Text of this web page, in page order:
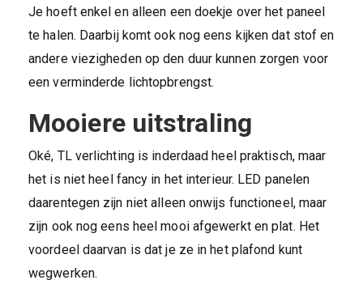
Je hoeft enkel en alleen een doekje over het paneel
te halen. Daarbij komt ook nog eens kijken dat stof en
andere viezigheden op den duur kunnen zorgen voor
een verminderde lichtopbrengst.
Mooiere uitstraling
Oké, TL verlichting is inderdaad heel praktisch, maar
het is niet heel fancy in het interieur. LED panelen
daarentegen zijn niet alleen onwijs functioneel, maar
zijn ook nog eens heel mooi afgewerkt en plat. Het
voordeel daarvan is dat je ze in het plafond kunt
wegwerken.